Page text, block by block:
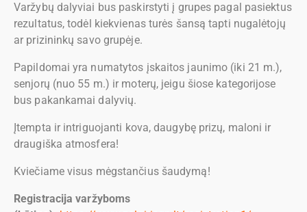
Varžybų dalyviai bus paskirstyti į grupes pagal pasiektus
rezultatus, todėl kiekvienas turės šansą tapti nugalėtojų
ar prizininkų savo grupėje.
Papildomai yra numatytos įskaitos jaunimo (iki 21 m.),
senjorų (nuo 55 m.) ir moterų, jeigu šiose kategorijose
bus pakankamai dalyvių.
Įtempta ir intriguojanti kova, daugybę prizų, maloni ir
draugiška atmosfera!
Kviečiame visus mėgstančius šaudymą!
Registracija varžyboms